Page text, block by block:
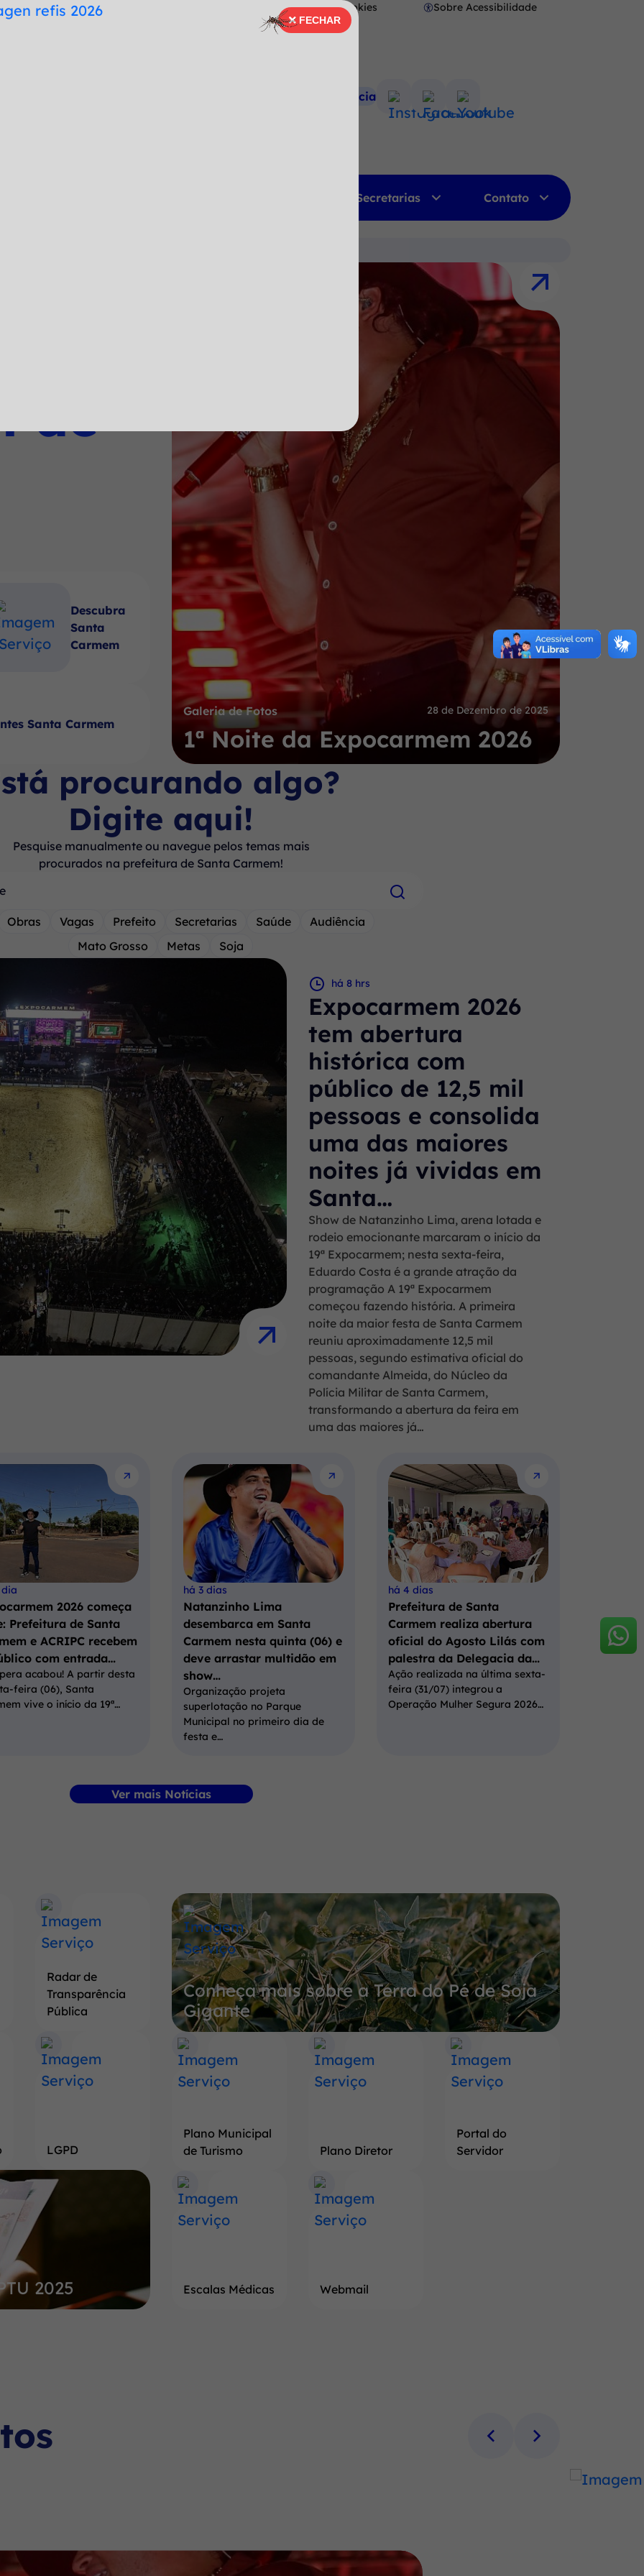
Mapa do Site Cookies
Abrir
Sobre Acessibilidade
Portal Transparência
Acessar
Social
Instagram
Acessar
a
Social
Facebook
Acessar
Social
Youtube
Secretarias Contato
FECHAR
FECHAR
a
de
Descubra
Santa
Carmem
Santa Carmem
Galeria de Fotos 28 de Dezembro de 2025
1ª Noite da Expocarmem 2026
procurando algo?
Digite aqui!
Pesquise manualmente ou navegue pelos temas mais
procurados na prefeitura de Santa Carmem!
Obras Vagas Prefeito Secretarias Saúde
Audiência
Mato Grosso
Metas Soja
há 8 hrs
Expocarmem 2026
tem abertura
histórica com
público de 12,5 mil
pessoas e consolida
uma das maiores
noites já vividas em
Santa…
Show de Natanzinho Lima, arena lotada e
rodeio emocionante marcaram o início da
19ª Expocarmem; nesta sexta-feira,
Eduardo Costa é a grande atração da
programação A 19ª Expocarmem
começou fazendo história. A primeira
noite da maior festa de Santa Carmem
reuniu aproximadamente 12,5 mil
pessoas, segundo estimativa oficial do
comandante Almeida, do Núcleo da
Polícia Militar de Santa Carmem,
transformando a abertura da feira em
uma das maiores já…
dia
2026 começa
Prefeitura de Santa
e ACRIPC recebem
com entrada…
acabou! A partir desta
feira (06), Santa
vive o início da 19ª…
há 3 dias
Natanzinho Lima
desembarca em Santa
Carmem nesta quinta (06) e
deve arrastar multidão em
show…
Organização projeta
superlotação no Parque
Municipal no primeiro dia de
festa e…
há 4 dias
Prefeitura de Santa
Carmem realiza abertura
oficial do Agosto Lilás com
palestra da Delegacia da…
Ação realizada na última sexta-
feira (31/07) integrou a
Operação Mulher Segura 2026…
Ver mais Notícias
Radar de
Transparência
Pública
LGPD
2025
Banner
Conheça
mais
sobre
a
Terra
do
Pé
de
Conheça mais sobre a Terra do Pé de Soja
Gigante
Plano Municipal
de Turismo
Plano Diretor
Portal do
Servidor
Escalas Médicas Webmail